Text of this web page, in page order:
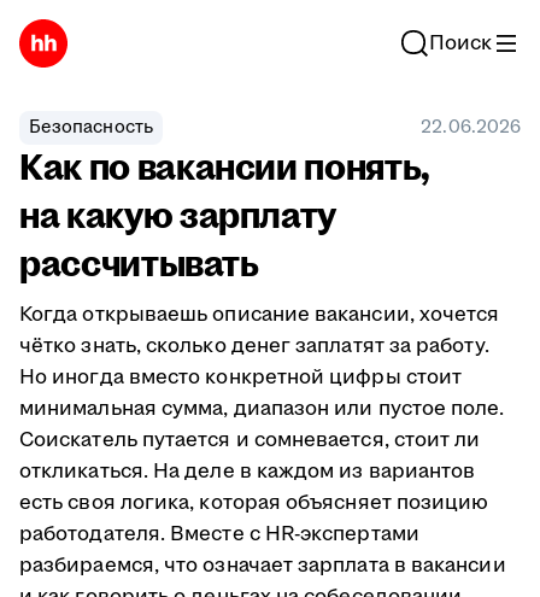
Поиск
Безопасность 22.06.2026
Как по вакансии понять,
на какую зарплату
рассчитывать
Когда открываешь описание вакансии, хочется
чётко знать, сколько денег заплатят за работу.
Но иногда вместо конкретной цифры стоит
минимальная сумма, диапазон или пустое поле.
Соискатель путается и сомневается, стоит ли
откликаться. На деле в каждом из вариантов
есть своя логика, которая объясняет позицию
работодателя. Вместе с HR-экспертами
разбираемся, что означает зарплата в вакансии